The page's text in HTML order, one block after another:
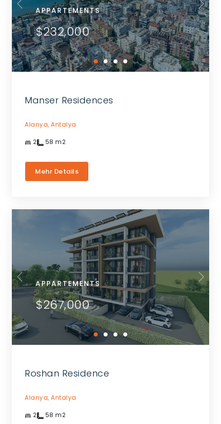
APPARTEMENTS
$232,000
Manser Residences
Alanya, Antalya
2 58 m2
Mehr Details
APPARTEMENTS
$267,000
Roshan Residence
Alanya, Antalya
2 58 m2